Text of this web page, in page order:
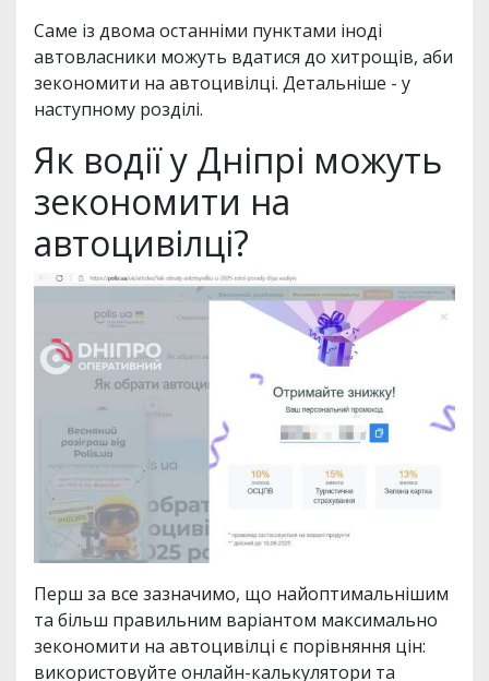
Саме із двома останніми пунктами іноді
автовласники можуть вдатися до хитрощів, аби
зекономити на автоцивілці. Детальніше - у
наступному розділі.
Як водії у Дніпрі можуть
зекономити на
автоцивілці?
Перш за все зазначимо, що найоптимальнішим
та більш правильним варіантом максимально
зекономити на автоцивілці є порівняння цін:
використовуйте онлайн-калькулятори та